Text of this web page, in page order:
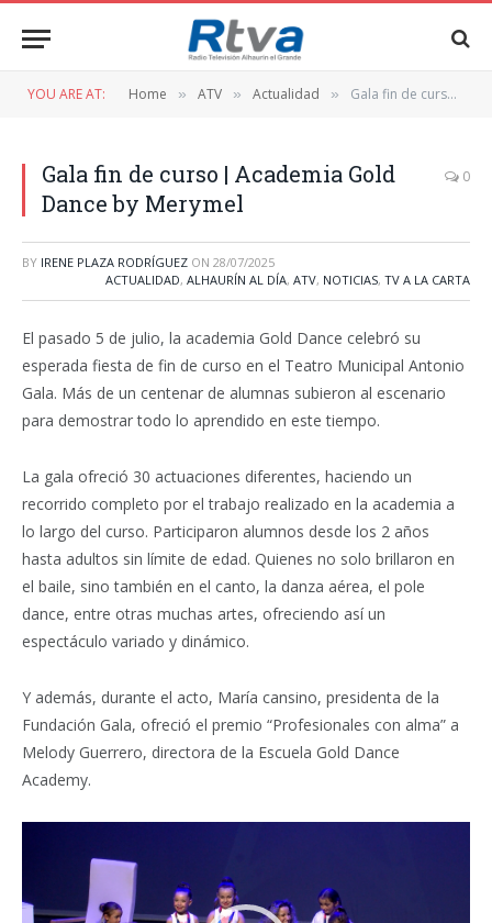
YOU ARE AT: Home » ATV » Actualidad » Gala fin de curso | Academia Gold Dance by Merymel
Gala fin de curso | Academia Gold
Dance by Merymel
0
BY IRENE PLAZA RODRÍGUEZ ON 28/07/2025
ACTUALIDAD, ALHAURÍN AL DÍA, ATV, NOTICIAS, TV A LA CARTA
El pasado 5 de julio, la academia Gold Dance celebró su
esperada fiesta de fin de curso en el Teatro Municipal Antonio
Gala. Más de un centenar de alumnas subieron al escenario
para demostrar todo lo aprendido en este tiempo.
La gala ofreció 30 actuaciones diferentes, haciendo un
recorrido completo por el trabajo realizado en la academia a
lo largo del curso. Participaron alumnos desde los 2 años
hasta adultos sin límite de edad. Quienes no solo brillaron en
el baile, sino también en el canto, la danza aérea, el pole
dance, entre otras muchas artes, ofreciendo así un
espectáculo variado y dinámico.
Y además, durante el acto, María cansino, presidenta de la
Fundación Gala, ofreció el premio “Profesionales con alma” a
Melody Guerrero, directora de la Escuela Gold Dance
Academy.